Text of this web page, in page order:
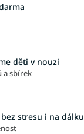
děti v nouzi
a sbírek
bez stresu i na dálku